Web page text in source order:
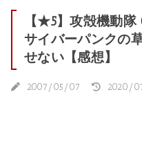
【★5】攻殻機動隊
サイバーパンクの
せない【感想】
2007/05/07
2020/